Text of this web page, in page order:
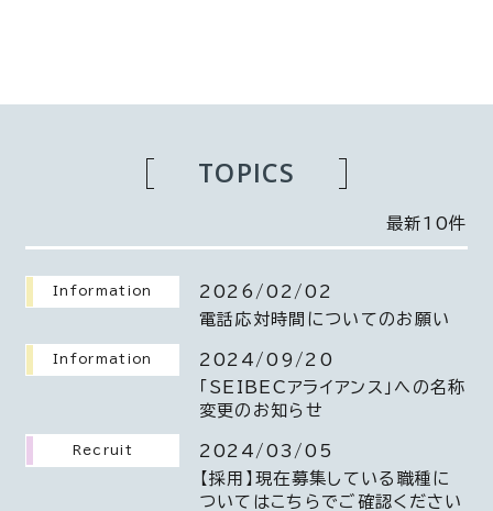
TOPICS
最新10件
Information
2026/02/02
電話応対時間についてのお願い
Information
2024/09/20
「SEIBECアライアンス」への名称
変更のお知らせ
Recruit
2024/03/05
【採用】現在募集している職種に
ついてはこちらでご確認ください